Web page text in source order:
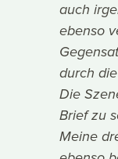
auch
ebenso
durch
Die
Brief zu
Meine